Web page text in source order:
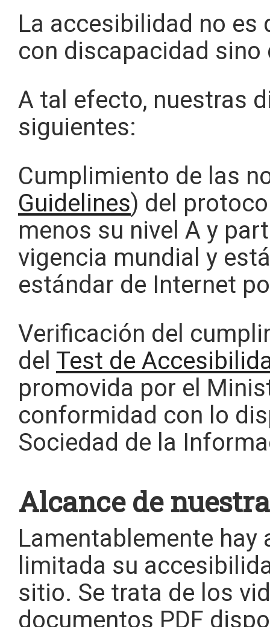
La accesibilidad no es
con discapacidad sino
A tal efecto, nuestras
siguientes:
Cumplimiento de las
Guidelines) del
menos su nivel A y
vigencia mundial y
estándar de Internet
Verificación del
del Test de
promovida por el
conformidad con lo
Sociedad de la
Alcance de
Lamentablemente hay
limitada su
sitio. Se trata de los
documentos PDF